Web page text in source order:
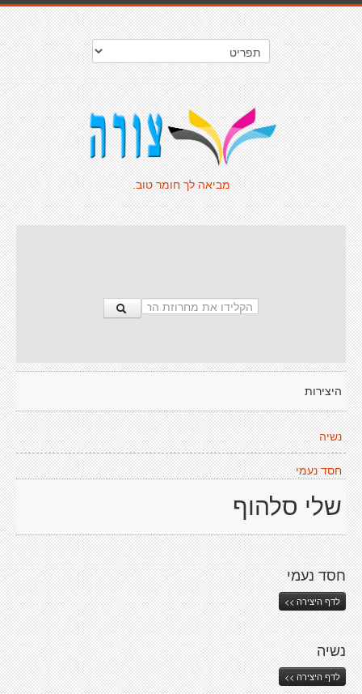
מביאה לך חומר טוב.
היצירות
נשיה
חסד נעמי
שלי סלהוף
חסד נעמי
לדף היצירה >>
נשיה
לדף היצירה >>